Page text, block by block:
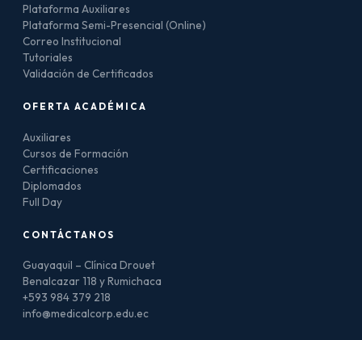
Plataforma Auxiliares
Plataforma Semi-Presencial (Online)
Correo Institucional
Tutoriales
Validación de Certificados
OFERTA ACADÉMICA
Auxiliares
Cursos de Formación
Certificaciones
Diplomados
Full Day
CONTÁCTANOS
Guayaquil – Clínica Drouet
Benalcazar 118 y Rumichaca
+593 984 379 218
info@medicalcorp.edu.ec